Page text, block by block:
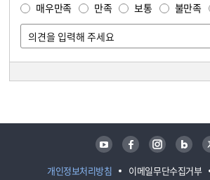
매우만족 만족 보통 불만족
개인정보처리방침 이메일무단수집거부
유튜브 페이스북 인스타그램 블로그